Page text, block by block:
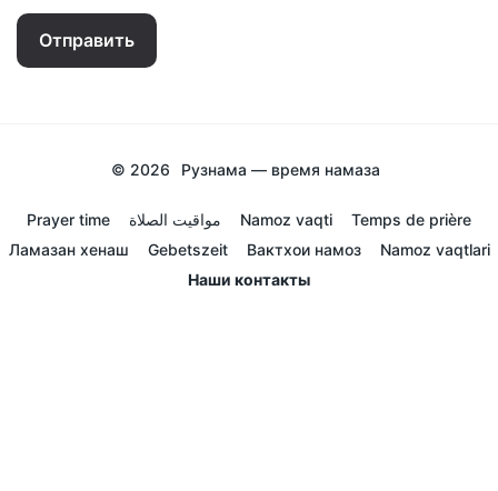
Отправить
© 2026 Рузнама — время намаза
Prayer time مواقيت الصلاة Namoz vaqti
Temps de prière
Ламазан хенаш
Gebetszeit Вактхои намоз
Namoz vaqtlari
Наши контакты